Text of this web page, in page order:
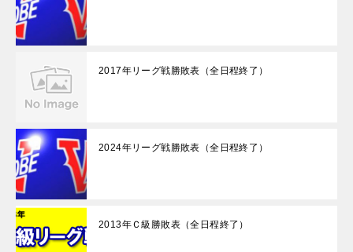
2017年リーグ戦勝敗表（全日程終了）
2024年リーグ戦勝敗表（全日程終了）
2013年Ｃ級勝敗表（全日程終了）